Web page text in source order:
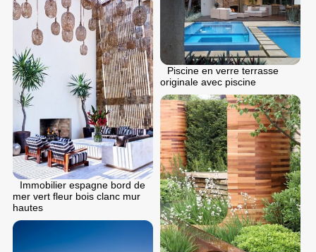
Immobilier espagne bord de
mer vert fleur bois clanc mur
hautes
Piscine en verre terrasse
originale avec piscine